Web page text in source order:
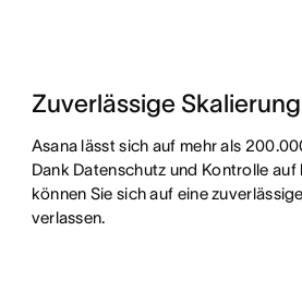
Zuverlässige Skalierung
Asana lässt sich auf mehr als
Dank Datenschutz und Kontrolle
können Sie sich auf eine
verlassen.